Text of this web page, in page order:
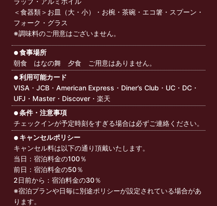
＜食器類＞お皿（大・小）・お椀・茶碗・エコ箸・スプーン・
フォーク・グラス
※調味料のご用意はございません。
食事場所
朝食 はなの舞 夕食 ご用意はありません。
利用可能カード
VISA・JCB・American Express・Diner’s Club・UC・DC・
UFJ・Master・Discover・楽天
条件・注意事項
チェックインが予定時刻をすぎる場合は必ずご連絡ください。
キャンセルポリシー
キャンセル料は以下の通り頂戴いたします。
当日：宿泊料金の100％
前日：宿泊料金の50％
2日前から：宿泊料金の30％
※宿泊プランや日毎に別途ポリシーが設定されている場合があ
ります。